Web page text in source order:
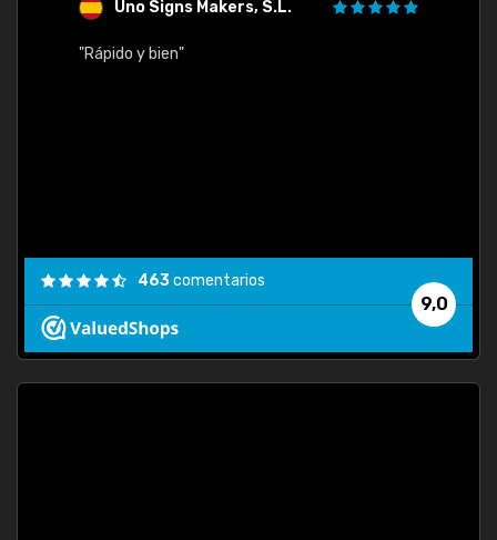
Uno Signs Makers, S.L.
"Rápido y bien"
9,0
463comentarios